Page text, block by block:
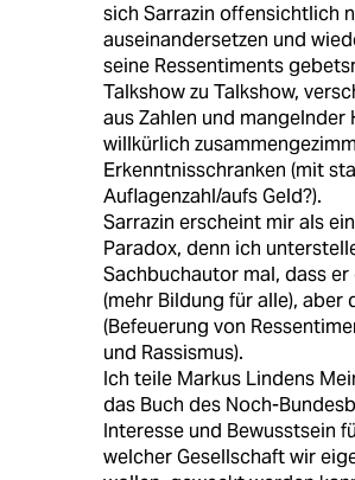
sich Sarrazin offensichtlich
auseinandersetzen und
seine Ressentiments
Talkshow zu Talkshow,
aus Zahlen und mangelnder
willkürlich
Erkenntnisschranken (mit
Auflagenzahl/aufs Geld?).
Sarrazin erscheint mir als
Paradox, denn ich
Sachbuchautor mal, dass er
(mehr Bildung für alle), aber
(Befeuerung von
und Rassismus).
Ich teile Markus Lindens
das Buch des Noch-
Interesse und Bewusstsein
welcher Gesellschaft wir